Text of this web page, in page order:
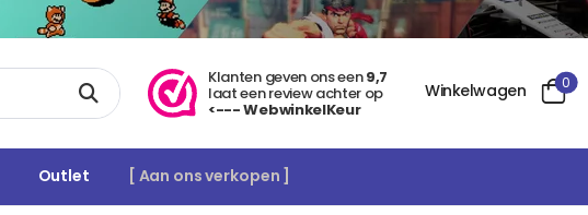
Klanten geven ons een9,7
laat een review achter op
<--- WebwinkelKeur
Winkelwagen 0
Outlet [ Aan ons verkopen ]